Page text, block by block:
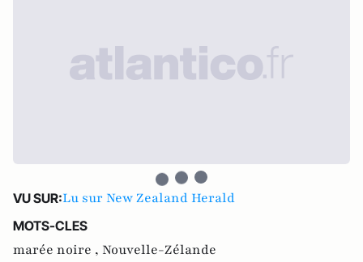
VU SUR:Lu sur New Zealand Herald
MOTS-CLES
marée noire , Nouvelle-Zélande